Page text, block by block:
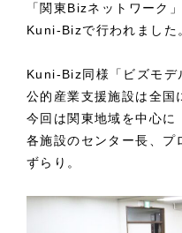
「関東Bizネットワーク
Kuni-Bizで行われました
Kuni-Biz同様「ビズモデ
公的産業支援施設は全国
今回は関東地域を中心に
各施設のセンター長、プ
ずらり。